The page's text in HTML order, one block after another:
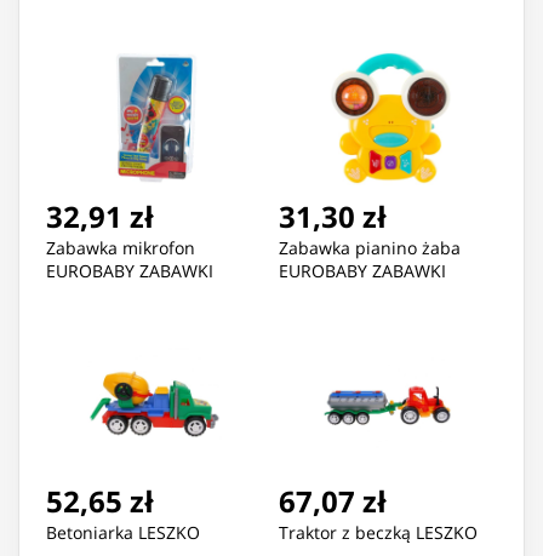
32,91 zł
Zabawka mikrofon
EUROBABY ZABAWKI
31,30 zł
Zabawka pianino żaba
EUROBABY ZABAWKI
52,65 zł
Betoniarka LESZKO
67,07 zł
Traktor z beczką LESZKO